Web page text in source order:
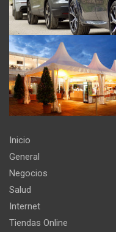
Inicio
General
Negocios
Salud
Internet
Tiendas Online